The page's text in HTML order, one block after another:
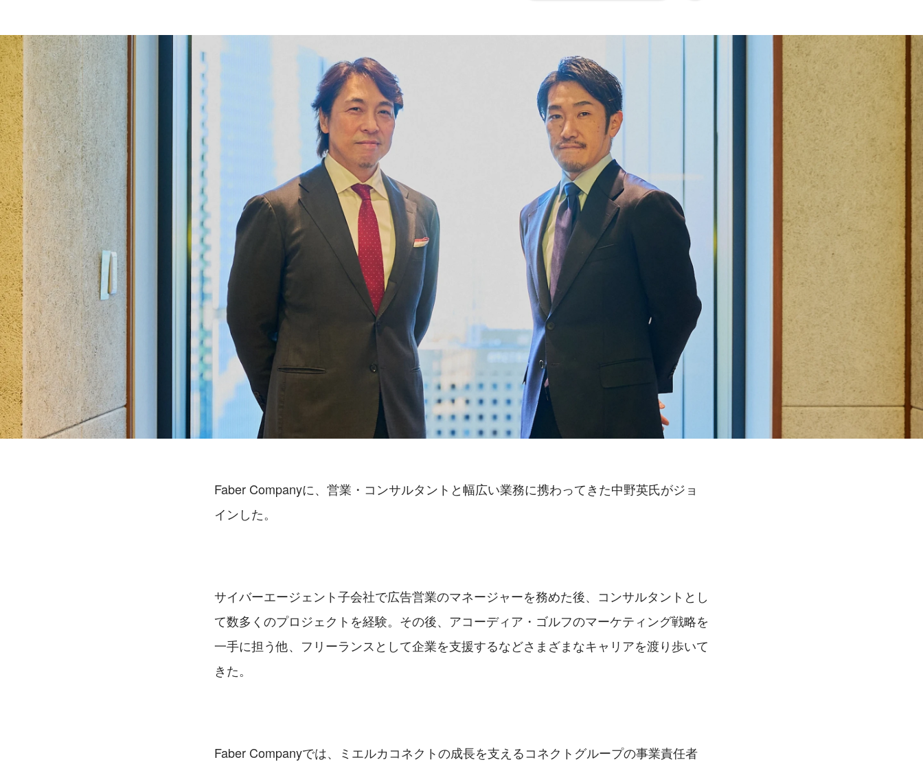
Faber Companyに、営業・コンサルタントと幅広い業務に携わってきた中野英氏がジョ
インした。
サイバーエージェント子会社で広告営業のマネージャーを務めた後、コンサルタントとし
て数多くのプロジェクトを経験。その後、アコーディア・ゴルフのマーケティング戦略を
一手に担う他、フリーランスとして企業を支援するなどさまざまなキャリアを渡り歩いて
きた。
Faber Companyでは、ミエルカコネクトの成長を支えるコネクトグループの事業責任者
清水 綾乃